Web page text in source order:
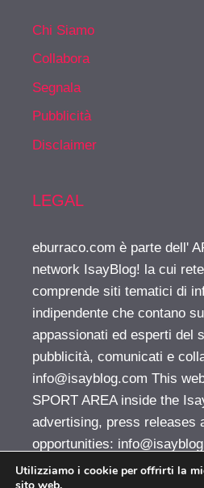
Chi Siamo
Collabora
Segnala
Pubblicità
Disclaimer
LEGAL
eburraco.com è parte dell'
network IsayBlog! la cui
comprende siti tematici di
indipendente che contano
appassionati ed esperti del
pubblicità, comunicati e
info@isayblog.com This
SPORT AREA inside the
advertising, press releases
opportunities:
Utilizziamo i cookie per offrirti la